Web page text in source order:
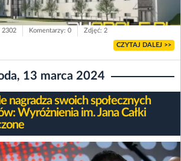
2302 Komentarzy: 0 Zdjęć: 2
CZYTAJ DALEJ >>
13 marca 2024
nagradza swoich społecznych
Wyróżnienia im. Jana Całki